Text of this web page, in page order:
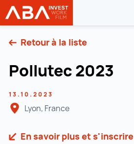
INVEST in AUSTRIA
Retour à la liste
Pollutec 2023
13.10.2023
Lyon, France
En savoir plus et s'inscrire